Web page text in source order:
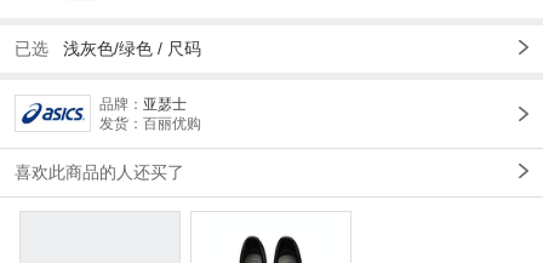
已选 浅灰色/绿色 / 尺码
品牌： 亚瑟士
发货：百丽优购
喜欢此商品的人还买了